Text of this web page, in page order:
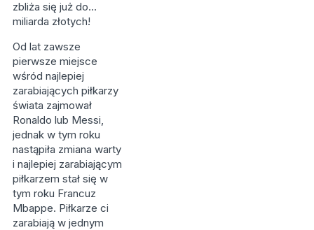
zbliża się już do…
miliarda złotych!
Od lat zawsze
pierwsze miejsce
wśród najlepiej
zarabiających piłkarzy
świata zajmował
Ronaldo lub Messi,
jednak w tym roku
nastąpiła zmiana warty
i najlepiej zarabiającym
piłkarzem stał się w
tym roku Francuz
Mbappe. Piłkarze ci
zarabiają w jednym